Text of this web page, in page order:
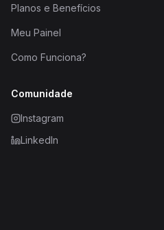
Planos e Benefícios
Meu Painel
Como Funciona?
Comunidade
Instagram
LinkedIn